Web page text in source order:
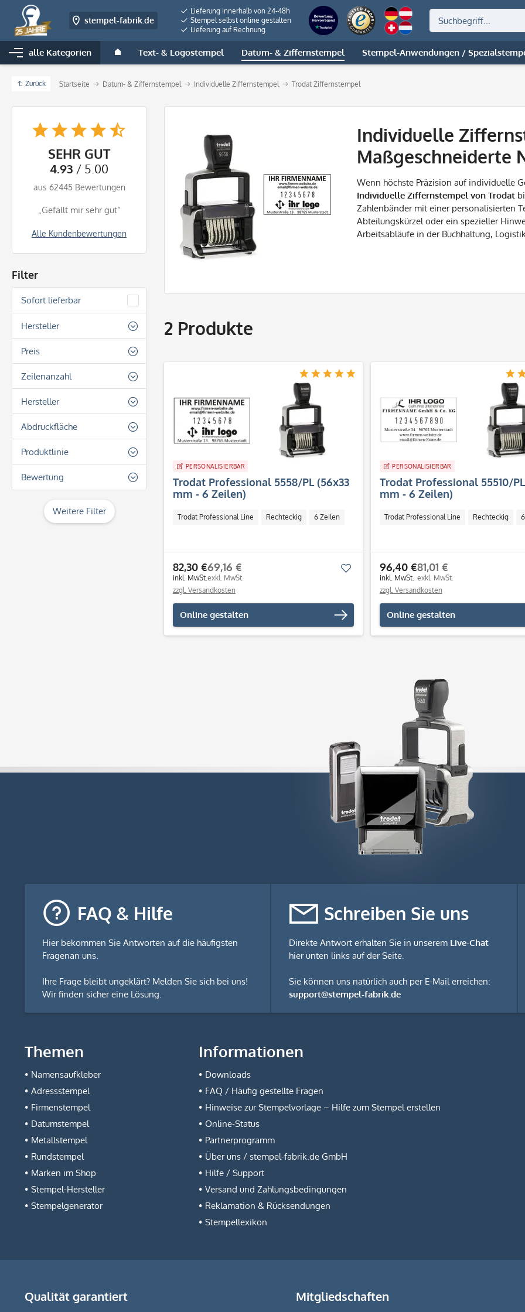
stempel-fabrik.de
Lieferung innerhalb von 24-48h
Stempel selbst online gestalten
Lieferung auf Rechnung
alle Kategorien Text- & Logostempel Datum- & Ziffernstempel Stempel-Anwendungen /
Zurück Startseite Datum- & Ziffernstempel Individuelle Ziffernstempel Trodat Ziffernstempel
SEHR GUT
4.93 / 5.00
aus 62445 Bewertungen
Alle Kundenbewertungen
„Gefällt mir sehr gut“
Filter
Sofort lieferbar
Hersteller
Trodat
Preis
von82,30 €bis96,40 €
Zeilenanzahl
6 Zeilen
Hersteller
Trodat
Abdruckfläche
Rechteckig
Produktlinie
Trodat Professional Line
Bewertung
& mehr
Weitere Filter
Individuelle
Maßgeschneiderte
Wenn höchste Präzision auf individuelle
Individuelle Ziffernstempel von Trodat
Zahlenbänder mit einer personalisierten
Abteilungskürzel oder ein spezieller
Arbeitsabläufe in der Buchhaltung,
2 Produkte
PERSONALISIERBAR
Trodat Professional 5558/PL (56x33
mm - 6 Zeilen)
Trodat Professional Line Rechteckig 6 Zeilen
82,30 €
inkl. MwSt.
69,16 €
exkl. MwSt.
zzgl. Versandkosten
Online gestalten
Merken
PERSONALISIERBAR
Trodat Professional 55510/
mm - 6 Zeilen)
Trodat Professional Line Rechteckig
96,40 €
inkl. MwSt.
81,01 €
exkl. MwSt.
zzgl. Versandkosten
Online gestalten
FAQ & Hilfe
Hier bekommen Sie Antworten auf die häufigsten
Fragenan uns.
Ihre Frage bleibt ungeklärt? Melden Sie sich bei uns!
Wir finden sicher eine Lösung.
Schreiben Sie uns
Direkte Antwort erhalten Sie in unserem Live-Chat
hier unten links auf der Seite.
Sie können uns natürlich auch per E-Mail erreichen:
support@stempel-fabrik.de
Themen
Namensaufkleber
Adressstempel
Firmenstempel
Datumstempel
Metallstempel
Rundstempel
Marken im Shop
Stempel-Hersteller
Stempelgenerator
Informationen
Downloads
FAQ / Häufig gestellte Fragen
Hinweise zur Stempelvorlage – Hilfe zum Stempel erstellen
Online-Status
Partnerprogramm
Über uns / stempel-fabrik.de GmbH
Hilfe / Support
Versand und Zahlungsbedingungen
Reklamation & Rücksendungen
Stempellexikon
Qualität garantiert Mitgliedschaften